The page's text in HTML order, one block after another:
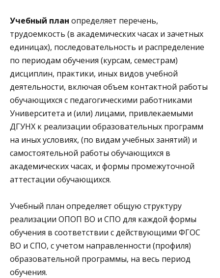
Учебный план определяет перечень,
трудоемкость (в академических часах и зачетных
единицах), последовательность и распределение
по периодам обучения (курсам, семестрам)
дисциплин, практики, иных видов учебной
деятельности, включая объем контактной работы
обучающихся с педагогическими работниками
Университета и (или) лицами, привлекаемыми
ДГУНХ к реализации образовательных программ
на иных условиях, (по видам учебных занятий) и
самостоятельной работы обучающихся в
академических часах, и формы промежуточной
аттестации обучающихся.
Учебный план определяет общую структуру
реализации ОПОП ВО и СПО для каждой формы
обучения в соответствии с действующими ФГОС
ВО и СПО, с учетом направленности (профиля)
образовательной программы, на весь период
обучения.